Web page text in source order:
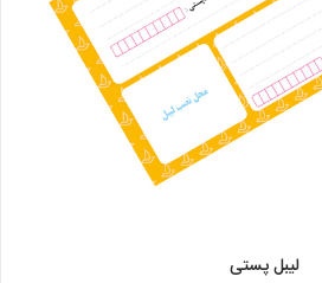
لیبل پستی